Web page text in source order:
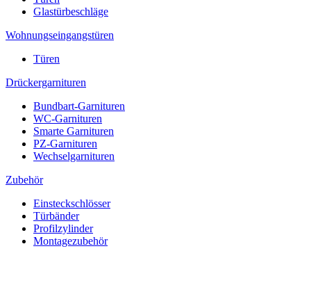
Glastürbeschläge
Wohnungseingangstüren
Türen
Drückergarnituren
Bundbart-Garnituren
WC-Garnituren
Smarte Garnituren
PZ-Garnituren
Wechselgarnituren
Zubehör
Einsteckschlösser
Türbänder
Profilzylinder
Montagezubehör